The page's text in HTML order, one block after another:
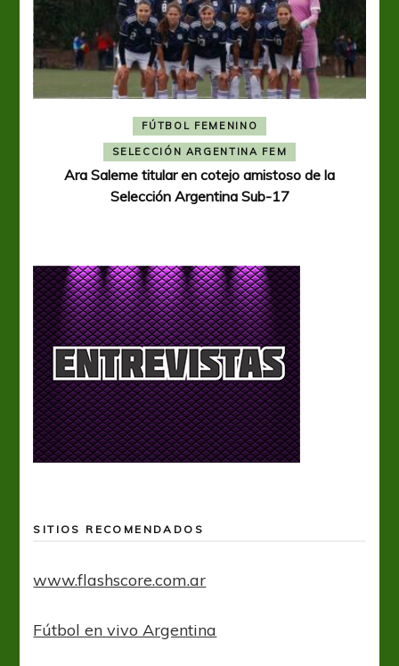
FÚTBOL FEMENINO
SELECCIÓN ARGENTINA FEM
Ara Saleme titular en cotejo amistoso de la
Selección Argentina Sub-17
SITIOS RECOMENDADOS
www.flashscore.com.ar
Fútbol en vivo Argentina